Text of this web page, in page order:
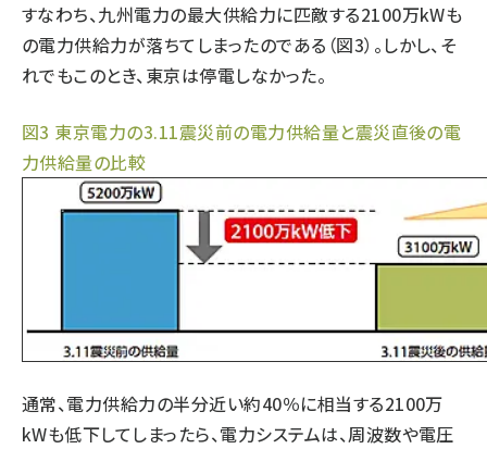
すなわち、九州電力の最大供給力に匹敵する2100万kWも
の電力供給力が落ちてしまったのである（図3）。しかし、そ
れでもこのとき、東京は停電しなかった。
図3 東京電力の3.11震災前の電力供給量と震災直後の電
力供給量の比較
通常、電力供給力の半分近い約40％に相当する2100万
kWも低下してしまったら、電力システムは、周波数や電圧